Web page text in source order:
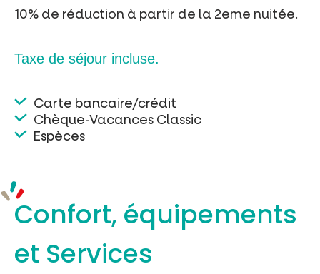
10% de réduction à partir de la 2eme nuitée.
Taxe de séjour incluse.
Carte bancaire/crédit
Chèque-Vacances Classic
Espèces
Confort, équipements
et Services